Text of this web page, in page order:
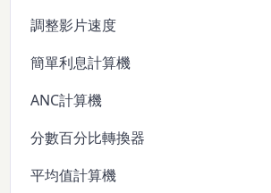
調整影片速度
簡單利息計算機
ANC計算機
分數百分比轉換器
平均值計算機